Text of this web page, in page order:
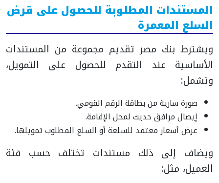
المستندات المطلوبة للحصول على قرض
السلع المعمرة
ويشترط بنك مصر تقديم مجموعة من المستندات
الأساسية عند التقدم للحصول على التمويل،
وتشمل:
صورة سارية من بطاقة الرقم القومي.
إيصال مرافق حديث لمحل الإقامة.
عرض أسعار معتمد للسلعة أو السلع المطلوب تمويلها.
ويضاف إلى ذلك مستندات تختلف حسب فئة
العميل، مثل: